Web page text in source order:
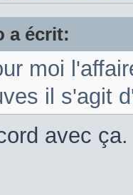
a écrit:
moi
il s'agit
avec